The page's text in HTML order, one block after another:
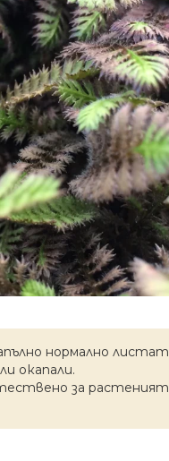
нормално
окапaли.
за